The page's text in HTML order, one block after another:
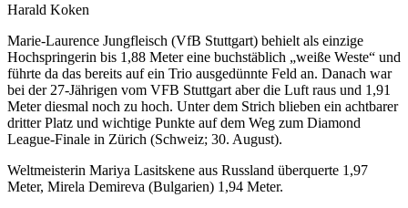
Harald Koken
Marie-Laurence Jungfleisch (VfB Stuttgart) behielt als einzige
Hochspringerin bis 1,88 Meter eine buchstäblich „weiße Weste“ und
führte da das bereits auf ein Trio ausgedünnte Feld an. Danach war
bei der 27-Jährigen vom VFB Stuttgart aber die Luft raus und 1,91
Meter diesmal noch zu hoch. Unter dem Strich blieben ein achtbarer
dritter Platz und wichtige Punkte auf dem Weg zum Diamond
League-Finale in Zürich (Schweiz; 30. August).
Weltmeisterin Mariya Lasitskene aus Russland überquerte 1,97
Meter, Mirela Demireva (Bulgarien) 1,94 Meter.